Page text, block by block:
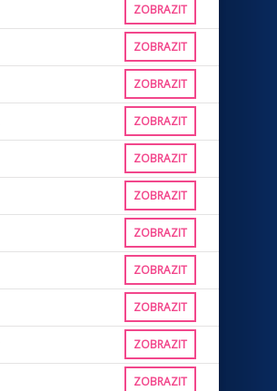
ZOBRAZIT
ZOBRAZIT
ZOBRAZIT
ZOBRAZIT
ZOBRAZIT
ZOBRAZIT
ZOBRAZIT
ZOBRAZIT
ZOBRAZIT
ZOBRAZIT
ZOBRAZIT